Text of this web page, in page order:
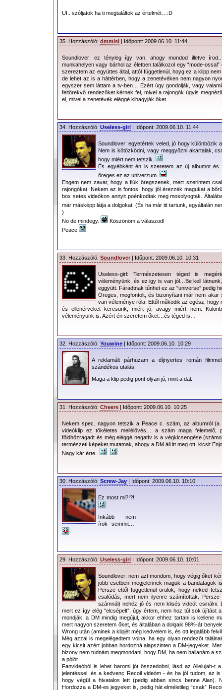
UI.. szóljatok ha ti megtaláltok az értelmét…:D
35. Hozzászóló: dmmisi | Időpont: 2009.06.10. 11:44
Soundlover: ez tényleg így van, ahogy mondod illetve
munkahelyen vagy bárhol az életben találkozol egy “mode-
szereztem az együttes által, attól függetlenül, hoyg ez a klipp
de lehet az is a háttérben, hogy a zenetévéken nem nagyon
egyszer sem láttam a tv-ben… Ezért úgy gondolják, vagy
feltörekvő rendezőket kérnek fel, mivel a rajongók úgyis
el, mivel a zenetévék eléggé kihagyják őket…
34. Hozzászóló: Useless-girl | Időpont: 2009.06.10. 11:44
Soundlover: egyetértek veled, jó hogy különbözik
Nem is kötözködni, vagy meggyőzni akartalak,
hogy miért nem tetszik.
És egyébként én is szeretem az új albumot és
öreges ez az univerzum.
Engem nem zavar, hogy a fiúk öregszenek, mert szerintem
rajongókat. Nekem az is fontos, hogy jól érezzék magukat a
box setes videókon annyit poénkodtak meg mosolyogtak.
már másképp látja a dolgokat. (És ha már itt tartunk, egyáltalán
)
No de mindegy.
Köszönöm a válaszod!
Peace
33. Hozzászóló: Soundlover | Időpont: 2009.06.10. 10:31
Useless-girl: Természetesen téged is
véleményünk, és ez igy is van jól…Be kell
eggyütt. Fáradtnak tűnhet ez az “universe” pedig
Öreges, megfontolt, és bizonyítani már nem
van véleménye róla. Ettől működik az egész,
és ellenérveket keresünk, miért jó, avagy miért nem.
véleményünk is. Azért én szeretem őket…és téged is…
32. Hozzászóló: Youwine | Időpont: 2009.06.10. 10:29
A reklamált párhuzam a díjnyertes román
szándékos utalás.
Maga a klip pedig pont olyan jó, mint a dal.
31. Hozzászóló: Cheers | Időpont: 2009.06.10. 10:25
Nekem spec. nagyon tetszik a Peace c. szám, az albumról
videóklip ez tökéletes mellélövés… a szám maga
földhözragadt és még eléggé negatív is a végkicsengése
természeti képeket mutatnak, ahogy a DM áll itt meg ott, kicsit
Nagy kár érte.
30. Hozzászóló: Screw-Jay | Időpont: 2009.06.10. 10:10
Ez most mi?!?!
Inkább nem
írok semmit…
29. Hozzászóló: Useless-girl | Időpont: 2009.06.10. 10:01
Soundlover: nem azt mondom, hogy végig őket
jobb esetben megjelennek maguk a bandatagok
Persze ettől függetlenül örülök, hogy neked
csalódás, mert nem ilyenre számítottak.
számnál) nehéz jó és nem klisés videót csinálni.
mert ez így elég “elcsépelt”, úgy értem, nem hoz túl sok újítást
mondják, a DM mindig megújul, akkor ehhez tartani is kellene
mert nagyon szeretem őket, és általában a dolgaik 98%-át
Wrong után (aminek a klipjét még kedvelem is, és ott legalább
Még azzal is megelégedtem volna, ha egy olyan rendezőt
egy kicsit azért jobban hordozná alapszinten a DM-jegyeket.
bizony nem tudnám megmondani, hogy DM, ha nem hallanám a
a pólót.
Fanvideóból is lehet baromi jót összedobni, lásd az Allelujah-t
jelentéssel, és a kedvenc Recoil videóm - és ha jól tudom, az
hogy végül a hivatalos lett (pedig abban sincs benne Alan).
Hordozza a DM-es jegyeket is, pedig hát elméletileg “csak”